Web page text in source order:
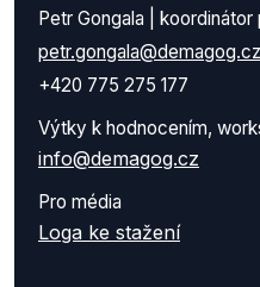
Petr Gongala | koordinátor
petr.gongala@demagog.cz
+420 775 275 177
Výtky k hodnocením,
info@demagog.cz
Pro média
Loga ke stažení